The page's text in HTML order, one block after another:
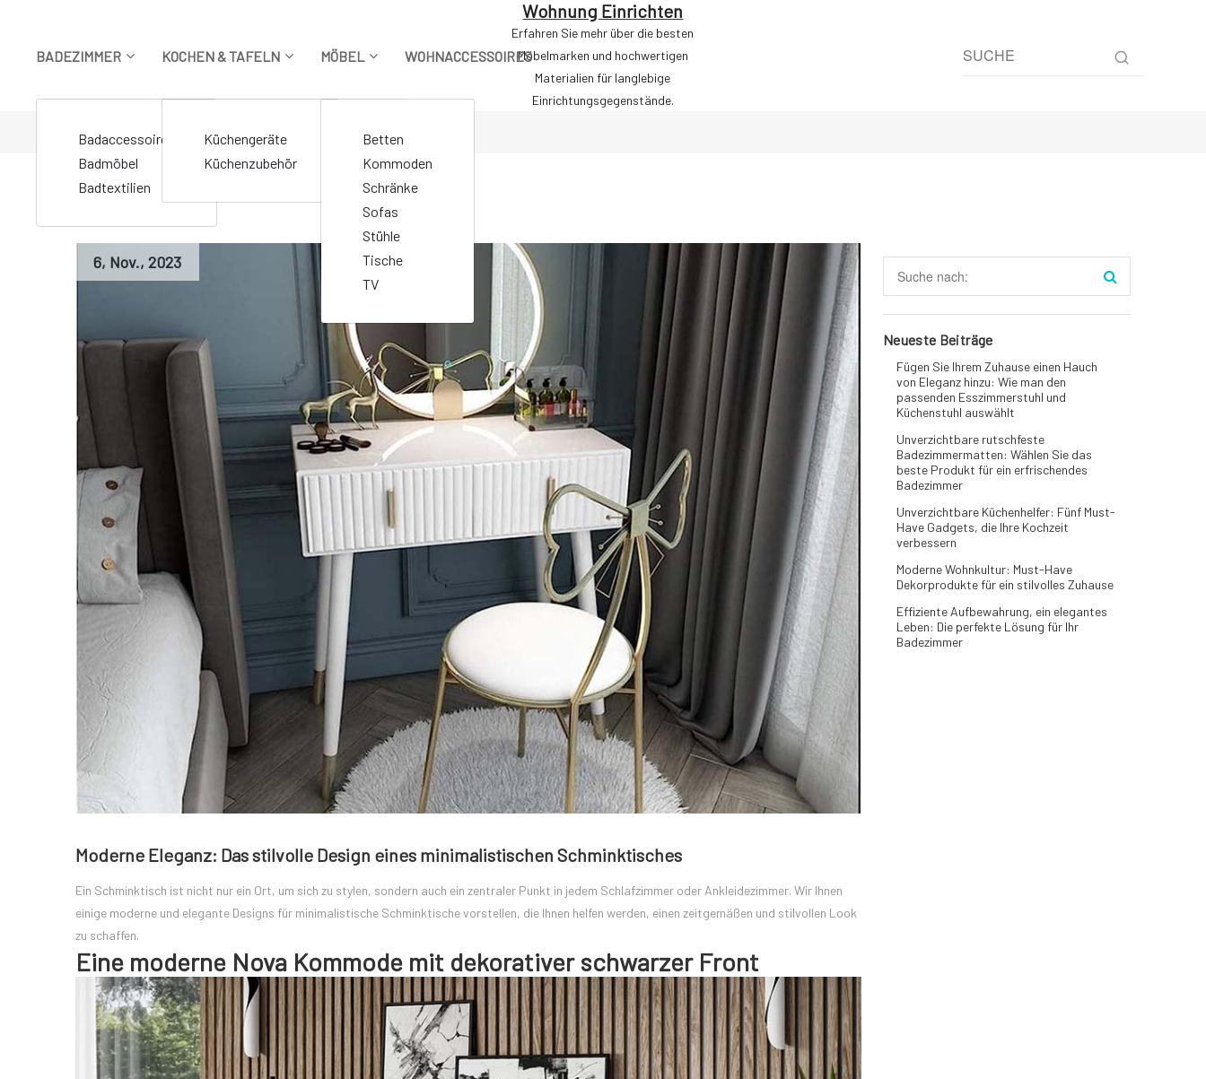
BADEZIMMER
Badaccessoires
Badmöbel
Badtextilien
KOCHEN & TAFELN
Küchengeräte
Küchenzubehör
MÖBEL
Betten
Kommoden
Schränke
Sofas
Stühle
Tische
TV
WOHNACCESSOIRES
Wohnung Einrichten
Erfahren Sie mehr über die besten
Möbelmarken und hochwertigen
Materialien für langlebige
Einrichtungsgegenstände.
STARTSEITE > Markierte Beiträge "Minimalistische Dekorationselemente"
6, Nov., 2023
Moderne Eleganz: Das stilvolle Design eines minimalistischen Schminktisches
Ein Schminktisch ist nicht nur ein Ort, um sich zu stylen, sondern auch ein zentraler Punkt in jedem Schlafzimmer oder Ankleidezimmer. Wir Ihnen
einige moderne und elegante Designs für minimalistische Schminktische vorstellen, die Ihnen helfen werden, einen zeitgemäßen und stilvollen Look
zu schaffen.
Eine moderne Nova Kommode mit dekorativer schwarzer Front
Neueste Beiträge
Fügen Sie Ihrem Zuhause einen Hauch
von Eleganz hinzu: Wie man den
passenden Esszimmerstuhl und
Küchenstuhl auswählt
Unverzichtbare rutschfeste
Badezimmermatten: Wählen Sie das
beste Produkt für ein erfrischendes
Badezimmer
Unverzichtbare Küchenhelfer: Fünf Must-
Have Gadgets, die Ihre Kochzeit
verbessern
Moderne Wohnkultur: Must-Have
Dekorprodukte für ein stilvolles Zuhause
Effiziente Aufbewahrung, ein elegantes
Leben: Die perfekte Lösung für Ihr
Badezimmer